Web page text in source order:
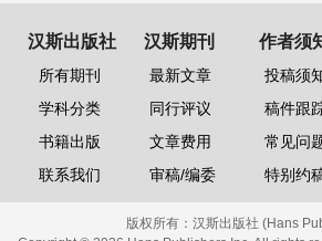
汉斯出版社
所有期刊
学科分类
书籍出版
联系我们
汉斯期刊
最新文章
同行评议
文章费用
审稿/编委
作者须
投稿须
稿件跟
常见问
特别约
版权所有： 汉斯出版社 (Hans